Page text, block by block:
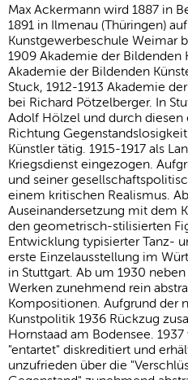
Max Ackermann wird 1887 in
1891 in Ilmenau (Thüringen)
Kunstgewerbeschule Weimar
1909 Akademie der Bildenden
Akademie der Bildenden
Stuck, 1912-1913 Akademie
bei Richard Pötzelberger. In
Adolf Hölzel und durch diesen
Richtung
Künstler tätig. 1915-1917 als
Kriegsdienst eingezogen.
und seiner
einem kritischen Realismus.
Auseinandersetzung mit dem
den geometrisch-stilisierten
Entwicklung typisierter Tanz-
erste Einzelausstellung im
in Stuttgart. Ab um 1930
Werken zunehmend rein
Kompositionen. Aufgrund der
Kunstpolitik 1936 Rückzug
Hornstaad am Bodensee.
"entartet" diskreditiert und
unzufrieden über die